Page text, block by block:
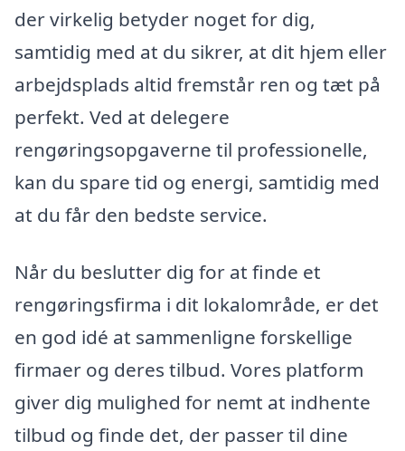
der virkelig betyder noget for dig,
samtidig med at du sikrer, at dit hjem eller
arbejdsplads altid fremstår ren og tæt på
perfekt. Ved at delegere
rengøringsopgaverne til professionelle,
kan du spare tid og energi, samtidig med
at du får den bedste service.
Når du beslutter dig for at finde et
rengøringsfirma i dit lokalområde, er det
en god idé at sammenligne forskellige
firmaer og deres tilbud. Vores platform
giver dig mulighed for nemt at indhente
tilbud og finde det, der passer til dine